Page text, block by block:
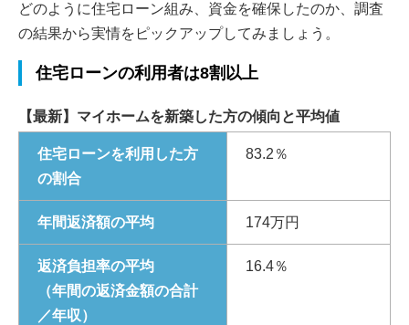
どのように住宅ローン組み、資金を確保したのか、調査
の結果から実情をピックアップしてみましょう。
住宅ローンの利用者は8割以上
【最新】マイホームを新築した方の傾向と平均値
住宅ローンを利用した方
の割合
83.2％
年間返済額の平均 174万円
返済負担率の平均
（年間の返済金額の合計
／年収）
16.4％